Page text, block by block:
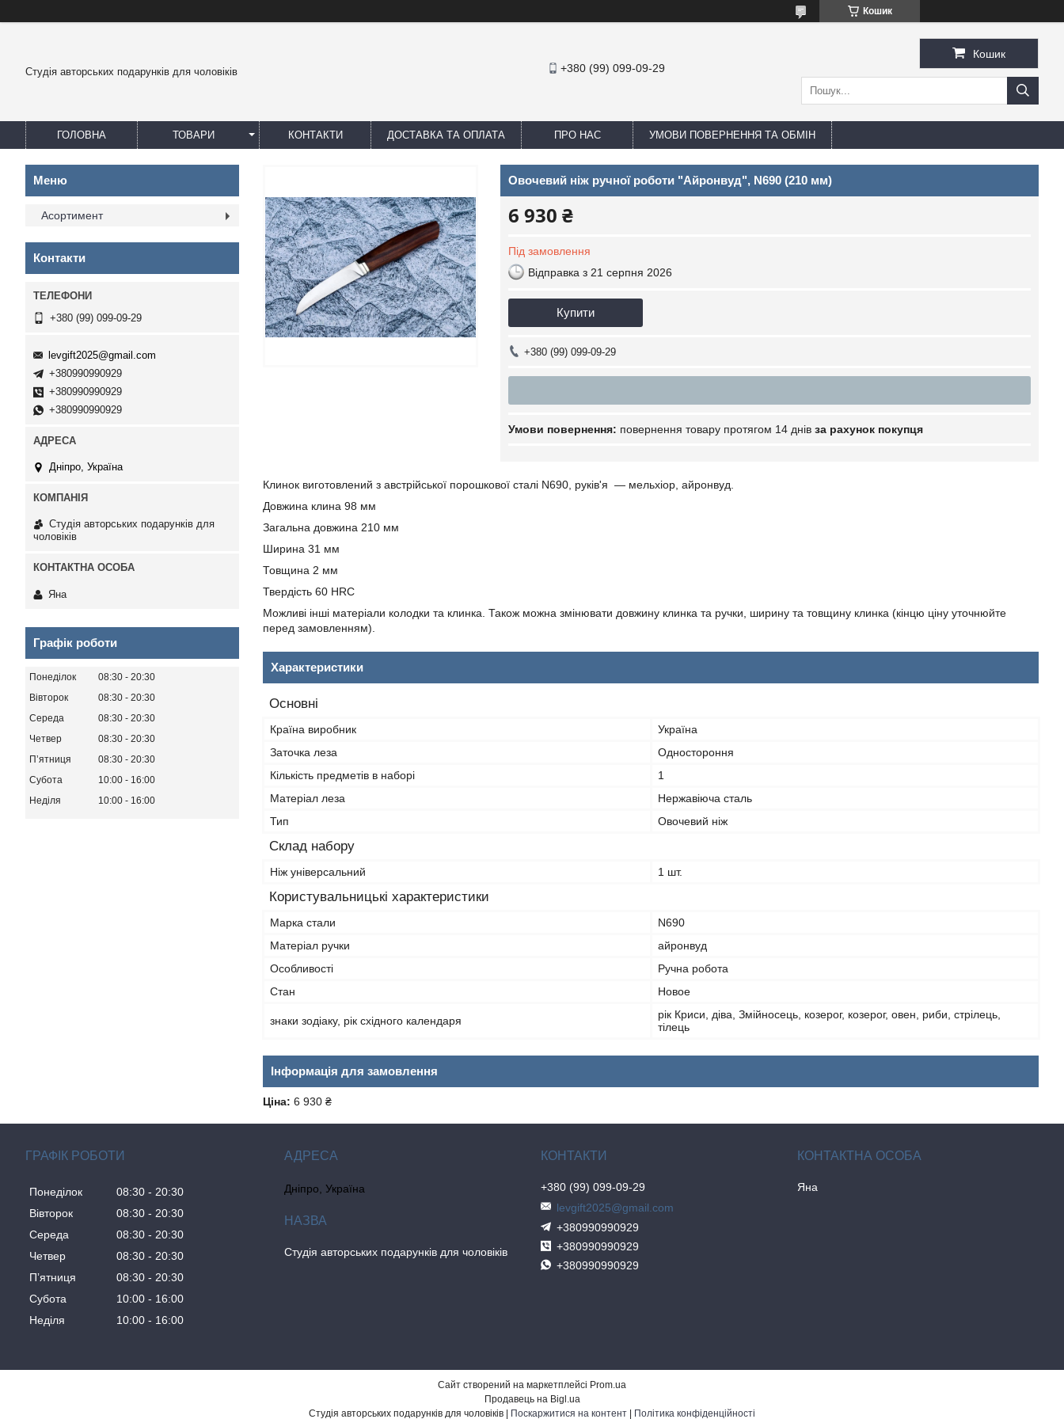
Кошик
Студія авторських подарунків для чоловіків +380 (99) 099-09-29
Кошик
ГОЛОВНА ТОВАРИ КОНТАКТИ ДОСТАВКА ТА ОПЛАТА ПРО НАС УМОВИ ПОВЕРНЕННЯ ТА ОБМІН
Овочевий ніж ручної роботи "Айронвуд", N690 (210 мм)
6 930 ₴
Під замовлення
Відправка з 21 серпня 2026
Купити
+380 (99) 099-09-29
повернення товару протягом 14 днів за рахунок покупця
Клинок виготовлений з австрійської порошкової сталі N690, руків'я — мельхіор, айронвуд.
Довжина клина 98 мм
Загальна довжина 210 мм
Ширина 31 мм
Товщина 2 мм
Твердість 60 HRC
Можливі інші матеріали колодки та клинка. Також можна змінювати довжину клинка та ручки, ширину та товщину клинка (кінцю ціну уточнюйте
перед замовленням).
Характеристики
Основні
Країна виробник
Україна
Заточка леза
Одностороння
Кількість предметів в наборі
1
Матеріал леза
Нержавіюча сталь
Тип
Овочевий ніж
Склад набору
Ніж універсальний 1 шт.
Користувальницькі характеристики
Марка стали
N690
Матеріал ручки
айронвуд
Особливості
Ручна робота
Стан
Hовое
знаки зодіаку, рік східного календаря
рік Криси, діва, Змійносець, кoзерог, козерог, овен, риби, стрілець,
тілець
Інформація для замовлення
Ціна: 6 930 ₴
Асортимент
Контакти
+380 (99) 099-09-29
levgift2025@gmail.com
+380990990929
+380990990929
+380990990929
Дніпро, Україна
Студія авторських подарунків для
чоловіків
Яна
Графік роботи
Понеділок 08:30
20:30
Вівторок
08:30
20:30
Середа
08:30
20:30
Четвер
08:30
20:30
Пʼятниця
08:30
20:30
Субота
10:00
16:00
Неділя
10:00 16:00
ГРАФІК РОБОТИ
Понеділок 08:30
20:30
Вівторок
08:30
20:30
Середа
08:30
20:30
Четвер
08:30
20:30
Пʼятниця
08:30
20:30
Субота
10:00
16:00
Неділя
10:00 16:00
Дніпро, Україна
Студія авторських подарунків для чоловіків
+380 (99) 099-09-29
levgift2025@gmail.com
+380990990929
+380990990929
+380990990929
Яна
Сайт створений на маркетплейсі Prom.ua
Продавець на Bigl.ua
Поскаржитися на контент Політика конфіденційності